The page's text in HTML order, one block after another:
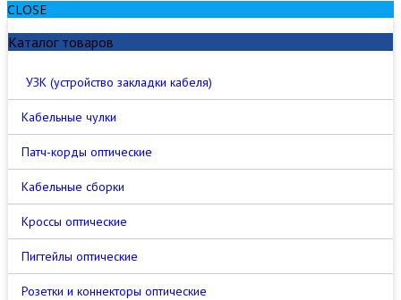
CLOSE
Каталог товаров
УЗК (устройство закладки кабеля)
Кабельные чулки
Патч-корды оптические
Кабельные сборки
Кроссы оптические
Пигтейлы оптические
Розетки и коннекторы оптические